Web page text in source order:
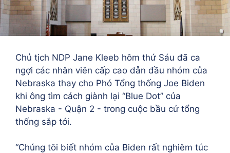
Chủ tịch NDP Jane Kleeb hôm thứ Sáu đã ca
ngợi các nhân viên cấp cao dẫn đầu nhóm của
Nebraska thay cho Phó Tổng thống Joe Biden
khi ông tìm cách giành lại “Blue Dot” của
Nebraska - Quận 2 - trong cuộc bầu cử tổng
thống sắp tới.
“Chúng tôi biết nhóm của Biden rất nghiêm túc